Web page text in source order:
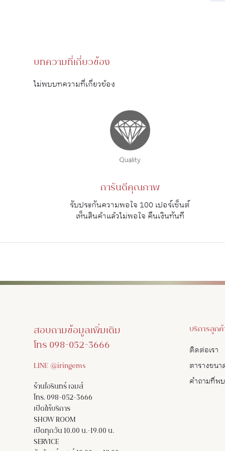
บทความที่เกี่ยวข้อง
ไม่พบบทความที่เกี่ยวข้อง
การันตีคุณภาพ
รับประกันความพอใจ 100 เปอร์เซ็นต์
เห็นสินค้าแล้วไม่พอใจ คืนเงินทันที
สอบถามข้อมูลเพิ่มเติม
โทร 098-052-3666
LINE @iringems
ร้านไอรินทร์ เจมส์
โทร. 098-052-3666
เปิดให้บริการ
SHOW ROOM
เปิดทุกวัน 10.00 น.-19.00 น.
SERVICE
บริการลูก
ติดต่อเรา
ตารางขนา
คำถามที่พ